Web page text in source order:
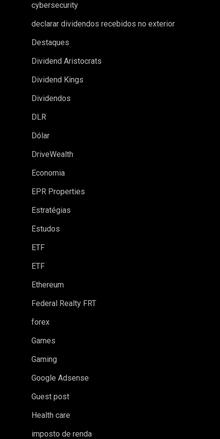
cybersecurity
declarar dividendos recebidos no exterior
Destaques
Dividend Aristocrats
Dividend Kings
Dividendos
DLR
Dólar
DriveWealth
Economia
EPR Properties
Estratégias
Estudos
ETF
ETF
Ethereum
Federal Realty FRT
forex
Games
Gaming
Google Adsense
Guest post
Health care
imposto de renda